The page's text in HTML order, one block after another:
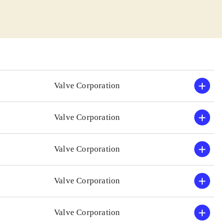
tid, bliver
finde sig.
mildest
Valve Corporation
Valve Corporation
Valve Corporation
Valve Corporation
Valve Corporation